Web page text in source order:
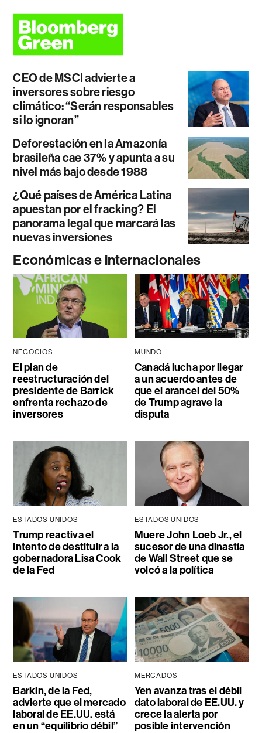
CEO de MSCI advierte a
inversores sobre riesgo
climático: “Serán responsables
si lo ignoran”
Deforestación en la Amazonía
brasileña cae 37% y apunta a su
nivel más bajo desde 1988
¿Qué países de América Latina
apuestan por el fracking? El
panorama legal que marcará las
nuevas inversiones
Económicas e internacionales
NEGOCIOS
El plan de
reestructuración del
presidente de Barrick
enfrenta rechazo de
inversores
MUNDO
Canadá lucha por llegar
a un acuerdo antes de
que el arancel del 50%
de Trump agrave la
disputa
ESTADOS UNIDOS
Trump reactiva el
intento de destituir a la
gobernadora Lisa Cook
de la Fed
ESTADOS UNIDOS
Muere John Loeb Jr., el
sucesor de una dinastía
de Wall Street que se
volcó a la política
ESTADOS UNIDOS
Barkin, de la Fed,
advierte que el mercado
laboral de EE.UU. está
en un “equilibrio débil”
MERCADOS
Yen avanza tras el débil
dato laboral de EE.UU. y
crece la alerta por
posible intervención